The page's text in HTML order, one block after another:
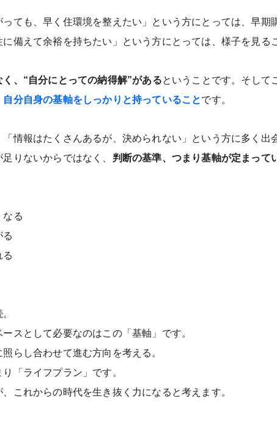
ても、早く住環境を整えたい」という方にとっては、早期
備えて余裕を持ちたい」という方にとっては、様子を見る
、“自分にとっての納得解”があるということです。そして
分自身の基軸をしっかりと持っていることです。
情報はたくさんあるが、決められない」という方に多く出
りないからではなく、 判断の基準、つまり基軸が定まって
る
スとして必要なのはこの「基軸」です。
らし合わせて進む方向を考える。
「ライフプラン」です。
これからの時代を生き抜く力になると考えます。